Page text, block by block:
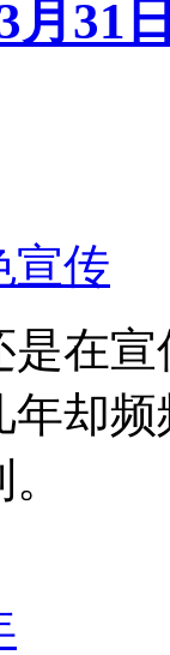
月31
宣传
在
却